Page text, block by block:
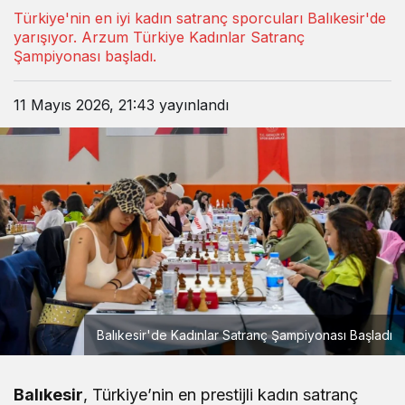
Türkiye'nin en iyi kadın satranç sporcuları Balıkesir'de
yarışıyor. Arzum Türkiye Kadınlar Satranç
Şampiyonası başladı.
11 Mayıs 2026, 21:43 yayınlandı
Balıkesir'de Kadınlar Satranç Şampiyonası Başladı
Balıkesir, Türkiye’nin en prestijli kadın satranç